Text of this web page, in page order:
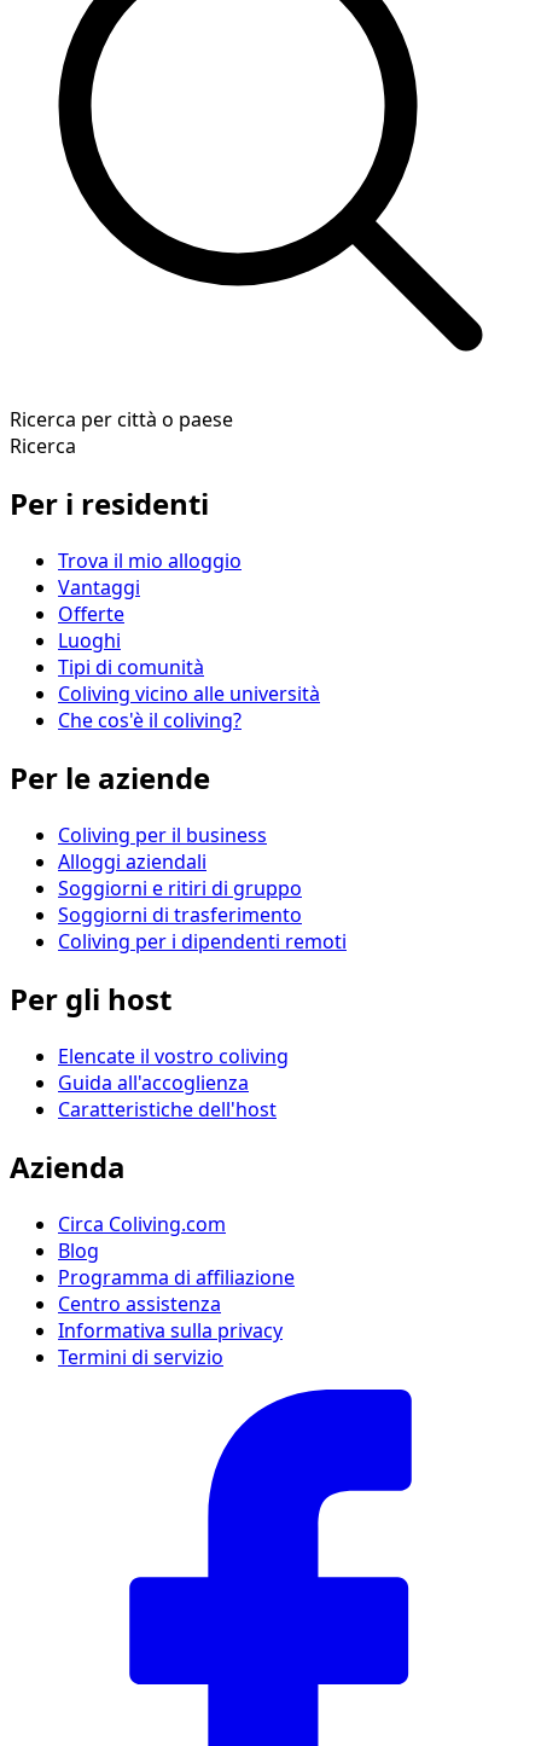
Ricerca per città o paese
Ricerca
Per i residenti
Trova il mio alloggio
Vantaggi
Offerte
Luoghi
Tipi di comunità
Coliving vicino alle università
Che cos'è il coliving?
Per le aziende
Coliving per il business
Alloggi aziendali
Soggiorni e ritiri di gruppo
Soggiorni di trasferimento
Coliving per i dipendenti remoti
Per gli host
Elencate il vostro coliving
Guida all'accoglienza
Caratteristiche dell'host
Azienda
Circa Coliving.com
Blog
Programma di affiliazione
Centro assistenza
Informativa sulla privacy
Termini di servizio